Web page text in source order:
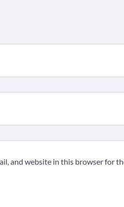
and website in this browser for